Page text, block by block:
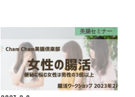
美腸セミナー